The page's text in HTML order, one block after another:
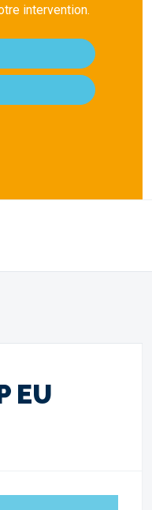
intervention.
EU